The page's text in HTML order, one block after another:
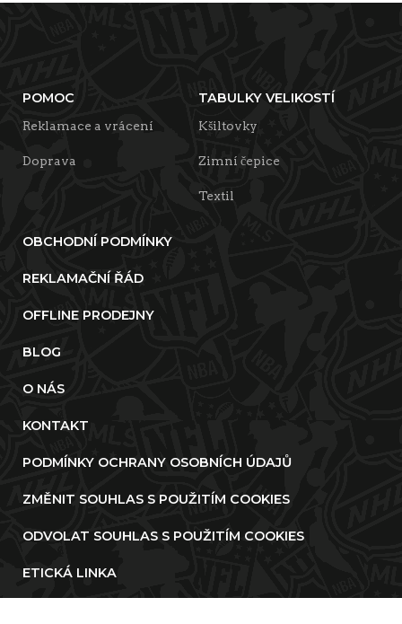
POMOC
Reklamace a vrácení
Doprava
TABULKY VELIKOSTÍ
Kšiltovky
Zimní čepice
Textil
OBCHODNÍ PODMÍNKY
REKLAMAČNÍ ŘÁD
OFFLINE PRODEJNY
BLOG
O NÁS
KONTAKT
PODMÍNKY OCHRANY OSOBNÍCH ÚDAJŮ
ZMĚNIT SOUHLAS S POUŽITÍM COOKIES
ODVOLAT SOUHLAS S POUŽITÍM COOKIES
ETICKÁ LINKA